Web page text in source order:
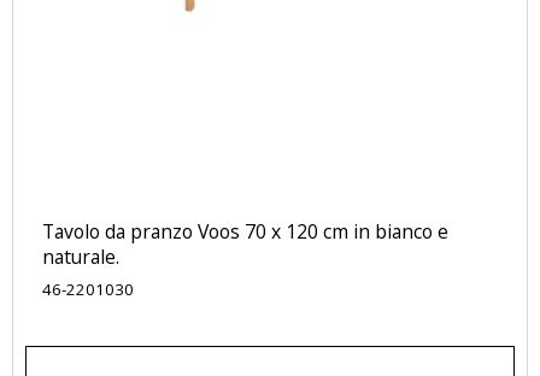
Tavolo da pranzo Voos 70 x 120 cm in bianco e
naturale.
46-2201030